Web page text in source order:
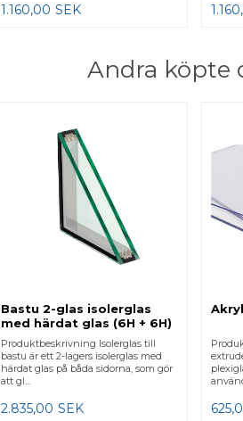
1.160,00 SEK
Andra köpte
Bastu 2-glas isolerglas
med härdat glas (6H + 6H)
Produktbeskrivning Isolerglas till
bastu är ett 2-lagers isolerglas med
härdat glas på båda sidorna, som gör
att gl...
2.835,00 SEK